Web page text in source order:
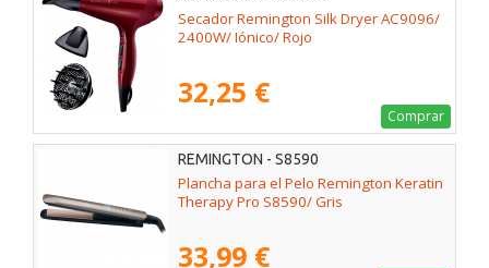
Secador Remington Silk Dryer AC9096/
2400W/ Iónico/ Rojo
32,25 €
Comprar
REMINGTON - S8590
Plancha para el Pelo Remington Keratin
Therapy Pro S8590/ Gris
33,99 €